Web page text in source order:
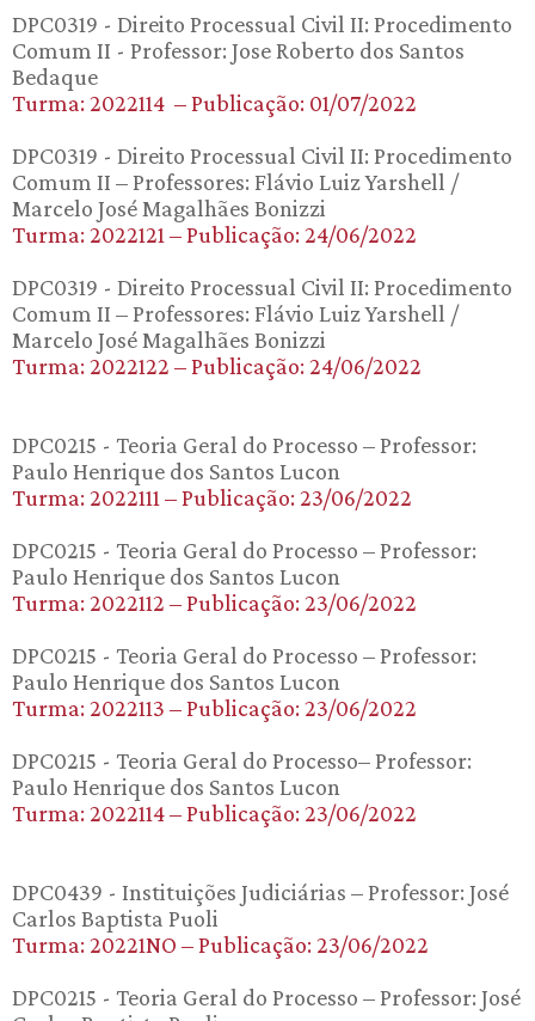
DPC0319 - Direito Processual Civil II: Procedimento
Comum II - Professor: Jose Roberto dos Santos
Bedaque
Turma: 2022114 – Publicação: 01/07/2022
DPC0319 - Direito Processual Civil II: Procedimento
Comum II – Professores: Flávio Luiz Yarshell /
Marcelo José Magalhães Bonizzi
Turma: 2022121 – Publicação: 24/06/2022
DPC0319 - Direito Processual Civil II: Procedimento
Comum II – Professores: Flávio Luiz Yarshell /
Marcelo José Magalhães Bonizzi
Turma: 2022122 – Publicação: 24/06/2022
DPC0215 - Teoria Geral do Processo – Professor:
Paulo Henrique dos Santos Lucon
Turma: 2022111 – Publicação: 23/06/2022
DPC0215 - Teoria Geral do Processo – Professor:
Paulo Henrique dos Santos Lucon
Turma: 2022112 – Publicação: 23/06/2022
DPC0215 - Teoria Geral do Processo – Professor:
Paulo Henrique dos Santos Lucon
Turma: 2022113 – Publicação: 23/06/2022
DPC0215 - Teoria Geral do Processo– Professor:
Paulo Henrique dos Santos Lucon
Turma: 2022114 – Publicação: 23/06/2022
DPC0439 - Instituições Judiciárias – Professor: José
Carlos Baptista Puoli
Turma: 20221NO – Publicação: 23/06/2022
DPC0215 - Teoria Geral do Processo – Professor: José